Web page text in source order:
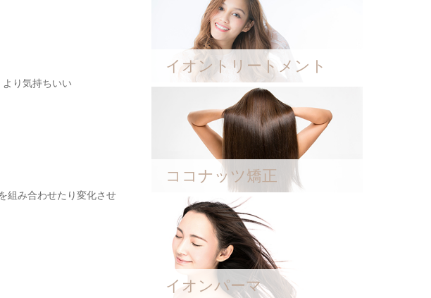
より気持ちいい
組み合わせたり変化させ
イオントリートメント
ココナッツ矯正
イオンパーマ